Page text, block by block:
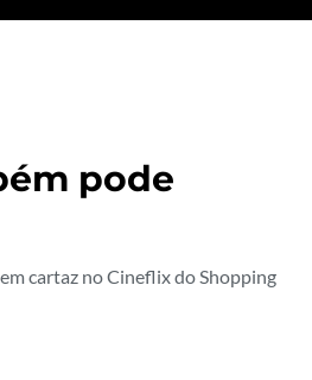
pode
cartaz no Cineflix do Shopping